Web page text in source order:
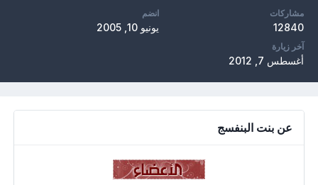
مشاركات
12840
انضم
يونيو 10, 2005
آخر زيارة
أغسطس 7, 2012
عن بنت البنفسج